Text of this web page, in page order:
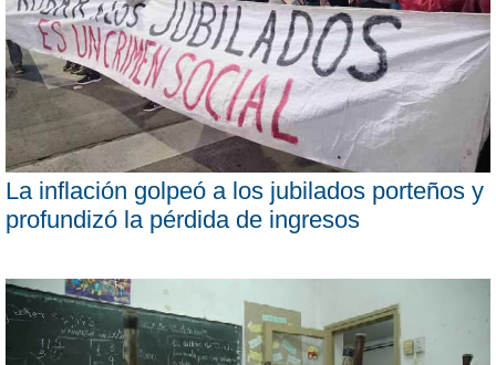
La inflación golpeó a los jubilados porteños y
profundizó la pérdida de ingresos